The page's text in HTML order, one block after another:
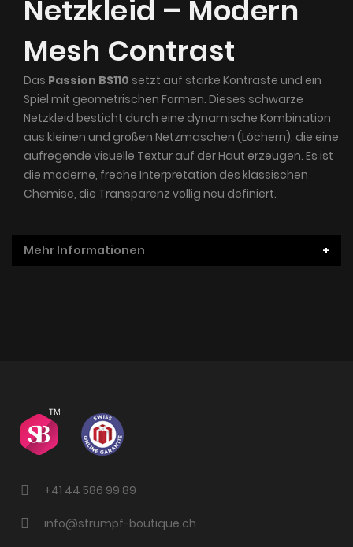
Netzkleid – Modern
Mesh Contrast
Das Passion BS110 setzt auf starke Kontraste und ein
Spiel mit geometrischen Formen. Dieses schwarze
Netzkleid besticht durch eine dynamische Kombination
aus kleinen und großen Netzmaschen (Löchern), die eine
aufregende visuelle Textur auf der Haut erzeugen. Es ist
die moderne, freche Interpretation des klassischen
Chemise, die Transparenz völlig neu definiert.
Mehr Informationen
+41 44 586 99 89
info@strumpf-boutique.ch